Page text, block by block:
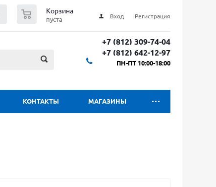
Вход Регистрация
Корзина
пуста
+7 (812) 309-74-04
+7 (812) 642-12-97
ПН-ПТ 10:00-18:00
КОНТАКТЫ МАГАЗИНЫ